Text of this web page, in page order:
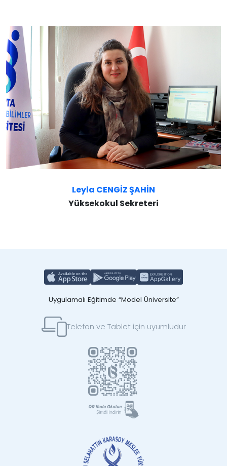
Leyla CENGİZ ŞAHİN
Yüksekokul Sekreteri
Uygulamalı Eğitimde “Model Üniversite”
Telefon ve Tablet için uyumludur